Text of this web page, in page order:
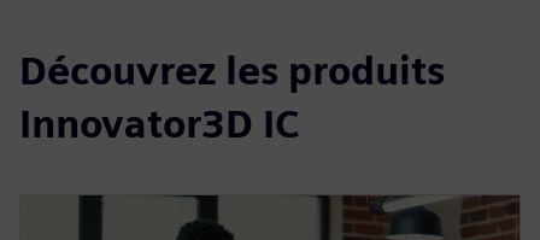
Découvrez les produits
Innovator3D IC